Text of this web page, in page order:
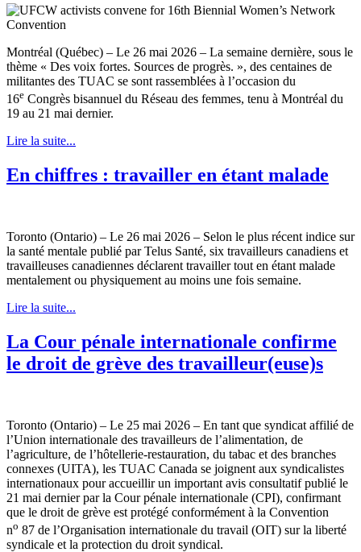
Montréal (Québec) – Le 26 mai 2026 – La semaine dernière, sous le
thème « Des voix fortes. Sources de progrès. », des centaines de
militantes des TUAC se sont rassemblées à l’occasion du
16e Congrès bisannuel du Réseau des femmes, tenu à Montréal du
19 au 21 mai dernier.
Lire la suite...
En chiffres : travailler en étant malade
Toronto (Ontario) – Le 26 mai 2026 – Selon le plus récent indice sur
la santé mentale publié par Telus Santé, six travailleurs canadiens et
travailleuses canadiennes déclarent travailler tout en étant malade
mentalement ou physiquement au moins une fois semaine.
Lire la suite...
La Cour pénale internationale confirme
le droit de grève des travailleur(euse)s
Toronto (Ontario) – Le 25 mai 2026 – En tant que syndicat affilié de
l’Union internationale des travailleurs de l’alimentation, de
l’agriculture, de l’hôtellerie-restauration, du tabac et des branches
connexes (UITA), les TUAC Canada se joignent aux syndicalistes
internationaux pour accueillir un important avis consultatif publié le
21 mai dernier par la Cour pénale internationale (CPI), confirmant
que le droit de grève est protégé conformément à la Convention
no 87 de l’Organisation internationale du travail (OIT) sur la liberté
syndicale et la protection du droit syndical.